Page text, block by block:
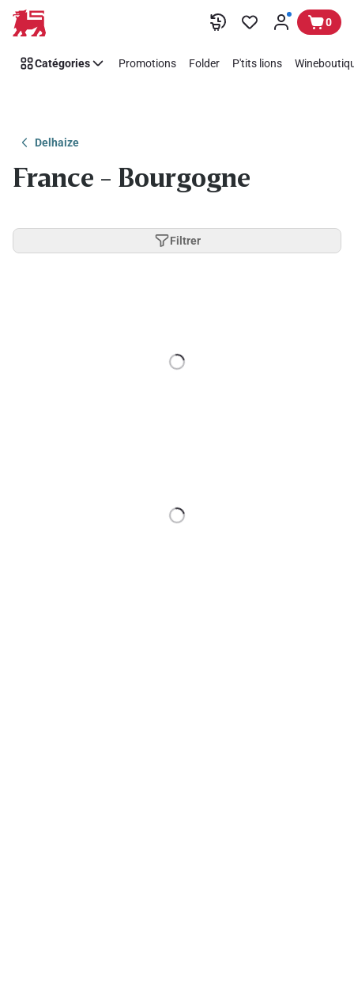
Passer 0
Catégories Promotions Folder P'tits lions
Delhaize
France - Bourgogne
Filtrer